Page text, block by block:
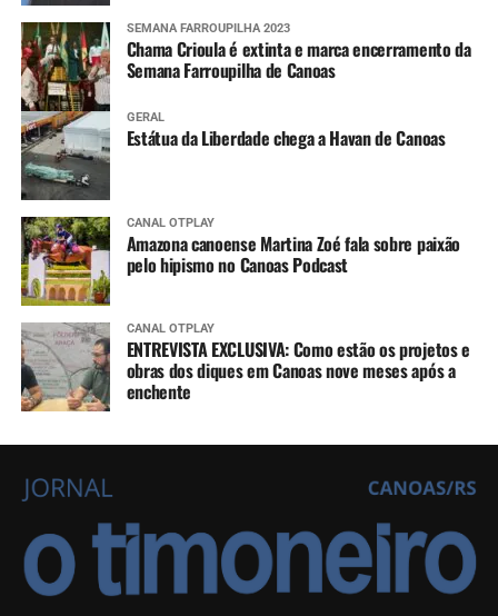
SEMANA FARROUPILHA 2023
Chama Crioula é extinta e marca encerramento da
Semana Farroupilha de Canoas
GERAL
Estátua da Liberdade chega a Havan de Canoas
CANAL OTPLAY
Amazona canoense Martina Zoé fala sobre paixão
pelo hipismo no Canoas Podcast
CANAL OTPLAY
ENTREVISTA EXCLUSIVA: Como estão os projetos e
obras dos diques em Canoas nove meses após a
enchente